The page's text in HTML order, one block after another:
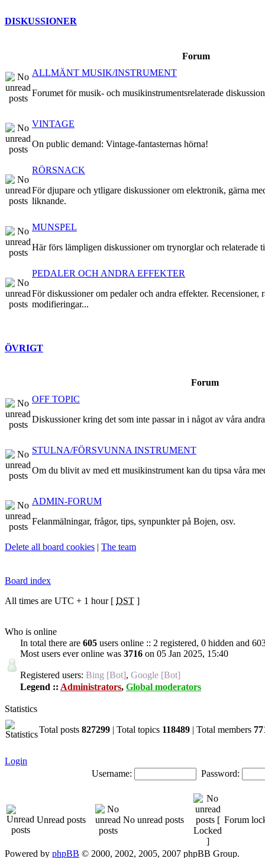
DISKUSSIONER
Forum
ALLMÄNT MUSIK/INSTRUMENT
Forumet för musik- och musikinstrumentsrelaterade
VINTAGE
On public demand: Vintage-fantasternas hörna!
RÖRSNACK
För djupare och ytligare diskussioner om elektronik, gärna
liknande.
MUNSPEL
Här förs lämpligen diskussioner om trynorglar och relaterade
PEDALER OCH ANDRA EFFEKTER
För diskussioner om pedaler och andra effekter. Recensioner,
modifieringar...
ÖVRIGT
Forum
OFF TOPIC
Diskussioner kring det som inte passar in i något av våra
STULNA/FÖRSVUNNA INSTRUMENT
Om du blivit av med ett musikinstrument kan du tipsa våra
ADMIN-FORUM
Felanmälningar, frågor, tips, synpunkter på Bojen, osv.
Delete all board cookies | The team
Board index
All times are UTC + 1 hour [ DST ]
Who is online
In total there are 605 users online :: 2 registered, 0 hidden and
Most users ever online was 3716 on 05 Jan 2025, 15:40
Registered users: Bing [Bot], Google [Bot]
Legend :: Administrators, Global moderators
Statistics
Total posts 827299 | Total topics 118489 | Total members
Login
Username:
Password:
Unread posts No unread posts Forum
Powered by phpBB © 2000, 2002, 2005, 2007 phpBB Group.